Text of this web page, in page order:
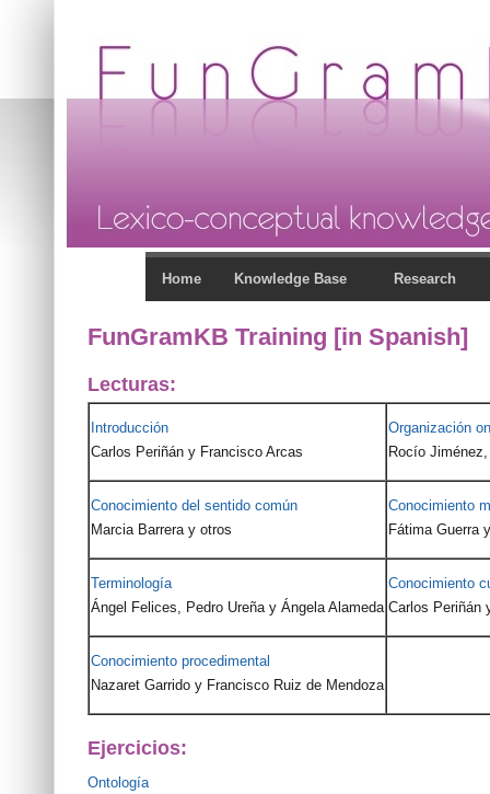
Home Knowledge Base Research
FunGramKB Training [in Spanish]
Lecturas:
Introducción
Carlos Periñán y Francisco Arcas
Organización
Rocío
Conocimiento del sentido común
Marcia Barrera y otros
Conocimiento
Fátima Guerra
Terminología
Ángel Felices, Pedro Ureña y Ángela Alameda
Conocimiento
Carlos Periñán
Conocimiento procedimental
Nazaret Garrido y Francisco Ruiz de Mendoza
Ejercicios:
Ontología